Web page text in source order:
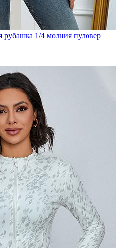
рубашка 1/4 молния пуловер